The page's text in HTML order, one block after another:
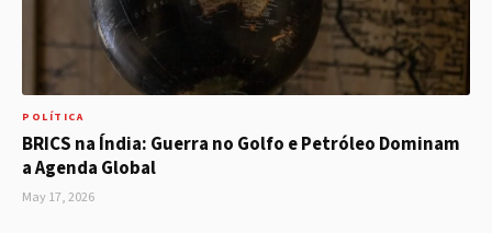
POLÍTICA
BRICS na Índia: Guerra no Golfo e Petróleo Dominam
a Agenda Global
May 17, 2026